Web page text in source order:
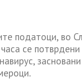
податоци, во
се